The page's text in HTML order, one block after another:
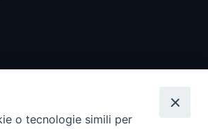
o tecnologie simili per